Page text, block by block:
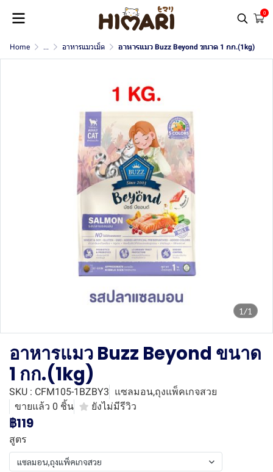
0
Home ... อาหารแมวเม็ด อาหารแมว Buzz Beyond ขนาด 1 กก.(1kg)
1/1
อาหารแมว Buzz Beyond ขนาด
1 กก.(1kg)
SKU : CFM105-1BZBY3 แซลมอน,ถุงแพ็คเกจสวย
ขายแล้ว 0 ชิ้น
ยังไม่มีรีวิว
฿119
สูตร
แซลมอน,ถุงแพ็คเกจสวย